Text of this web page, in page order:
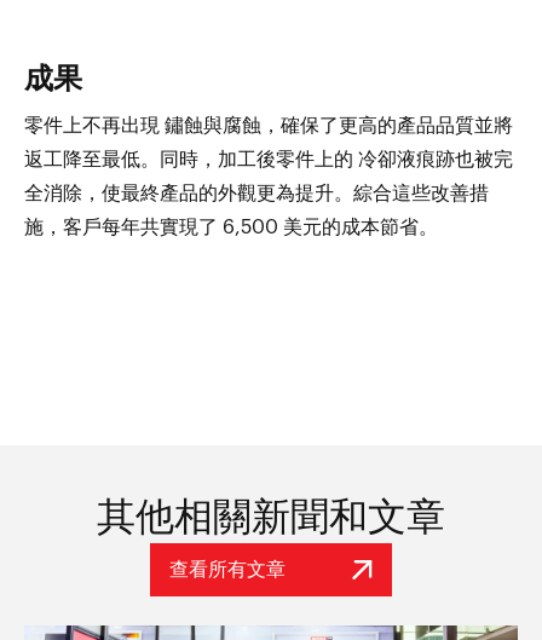
成果
零件上不再出現 鏽蝕與腐蝕，確保了更高的產品品質並將
返工降至最低。同時，加工後零件上的 冷卻液痕跡也被完
全消除，使最終產品的外觀更為提升。綜合這些改善措
施，客戶每年共實現了 6,500 美元的成本節省。
其他相關新聞和文章
查看所有文章